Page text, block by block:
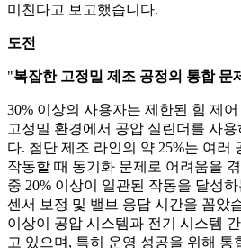
미친다고 보고했습니다.
도전
"복잡한 고정밀 제조 공정의 통합 문제
30% 이상의 사용자는 제한된 힘 제
고정밀 환경에서 공압 실린더를 사용
다. 첨단 제조 라인의 약 25%는 여러
작동할 때 동기화 문제로 어려움을
중 20% 이상이 일관된 작동을 달성
센서 보정 및 밸브 응답 시간을 꼽았
이상이 공압 시스템과 전기 시스템
고 있으며, 특히 운영 성공을 위해 통